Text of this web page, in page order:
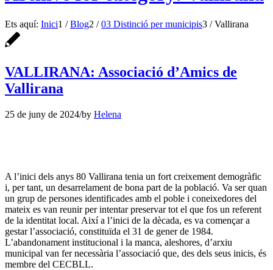
Ets aquí: Inici1 / Blog2 / 03 Distinció per municipis3 / Vallirana
VALLIRANA: Associació d’Amics de
Vallirana
25 de juny de 2024/by Helena
A l’inici dels anys 80 Vallirana tenia un fort creixement demogràfic
i, per tant, un desarrelament de bona part de la població. Va ser quan
un grup de persones identificades amb el poble i coneixedores del
mateix es van reunir per intentar preservar tot el que fos un referent
de la identitat local. Així a l’inici de la dècada, es va començar a
gestar l’associació, constituïda el 31 de gener de 1984.
L’abandonament institucional i la manca, aleshores, d’arxiu
municipal van fer necessària l’associació que, des dels seus inicis, és
membre del CECBLL.